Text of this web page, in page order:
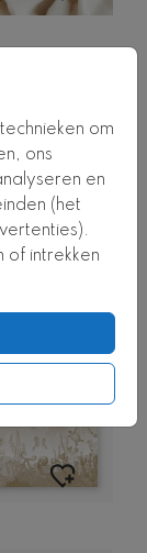
om
ons
en
(het
of intrekken